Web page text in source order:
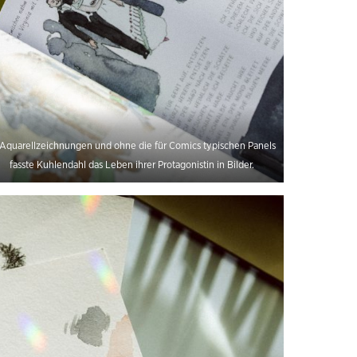
und ohne die für Comics typischen Panels
fasste Kuhlendahl das Leben ihrer Protagonistin in Bilder.